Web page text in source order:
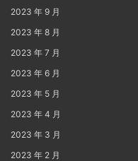
2023 年 9 月
2023 年 8 月
2023 年 7 月
2023 年 6 月
2023 年 5 月
2023 年 4 月
2023 年 3 月
2023 年 2 月